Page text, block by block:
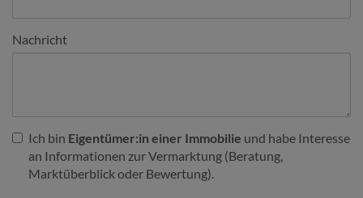
Nachricht
Ich bin Eigentümer:in einer Immobilie und habe Interesse
an Informationen zur Vermarktung (Beratung,
Marktüberblick oder Bewertung).